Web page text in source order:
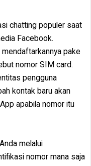
chatting populer saat
Facebook.
pake
nomor SIM card.
pengguna
kontak baru akan
apabila nomor itu
melalui
nomor mana saja